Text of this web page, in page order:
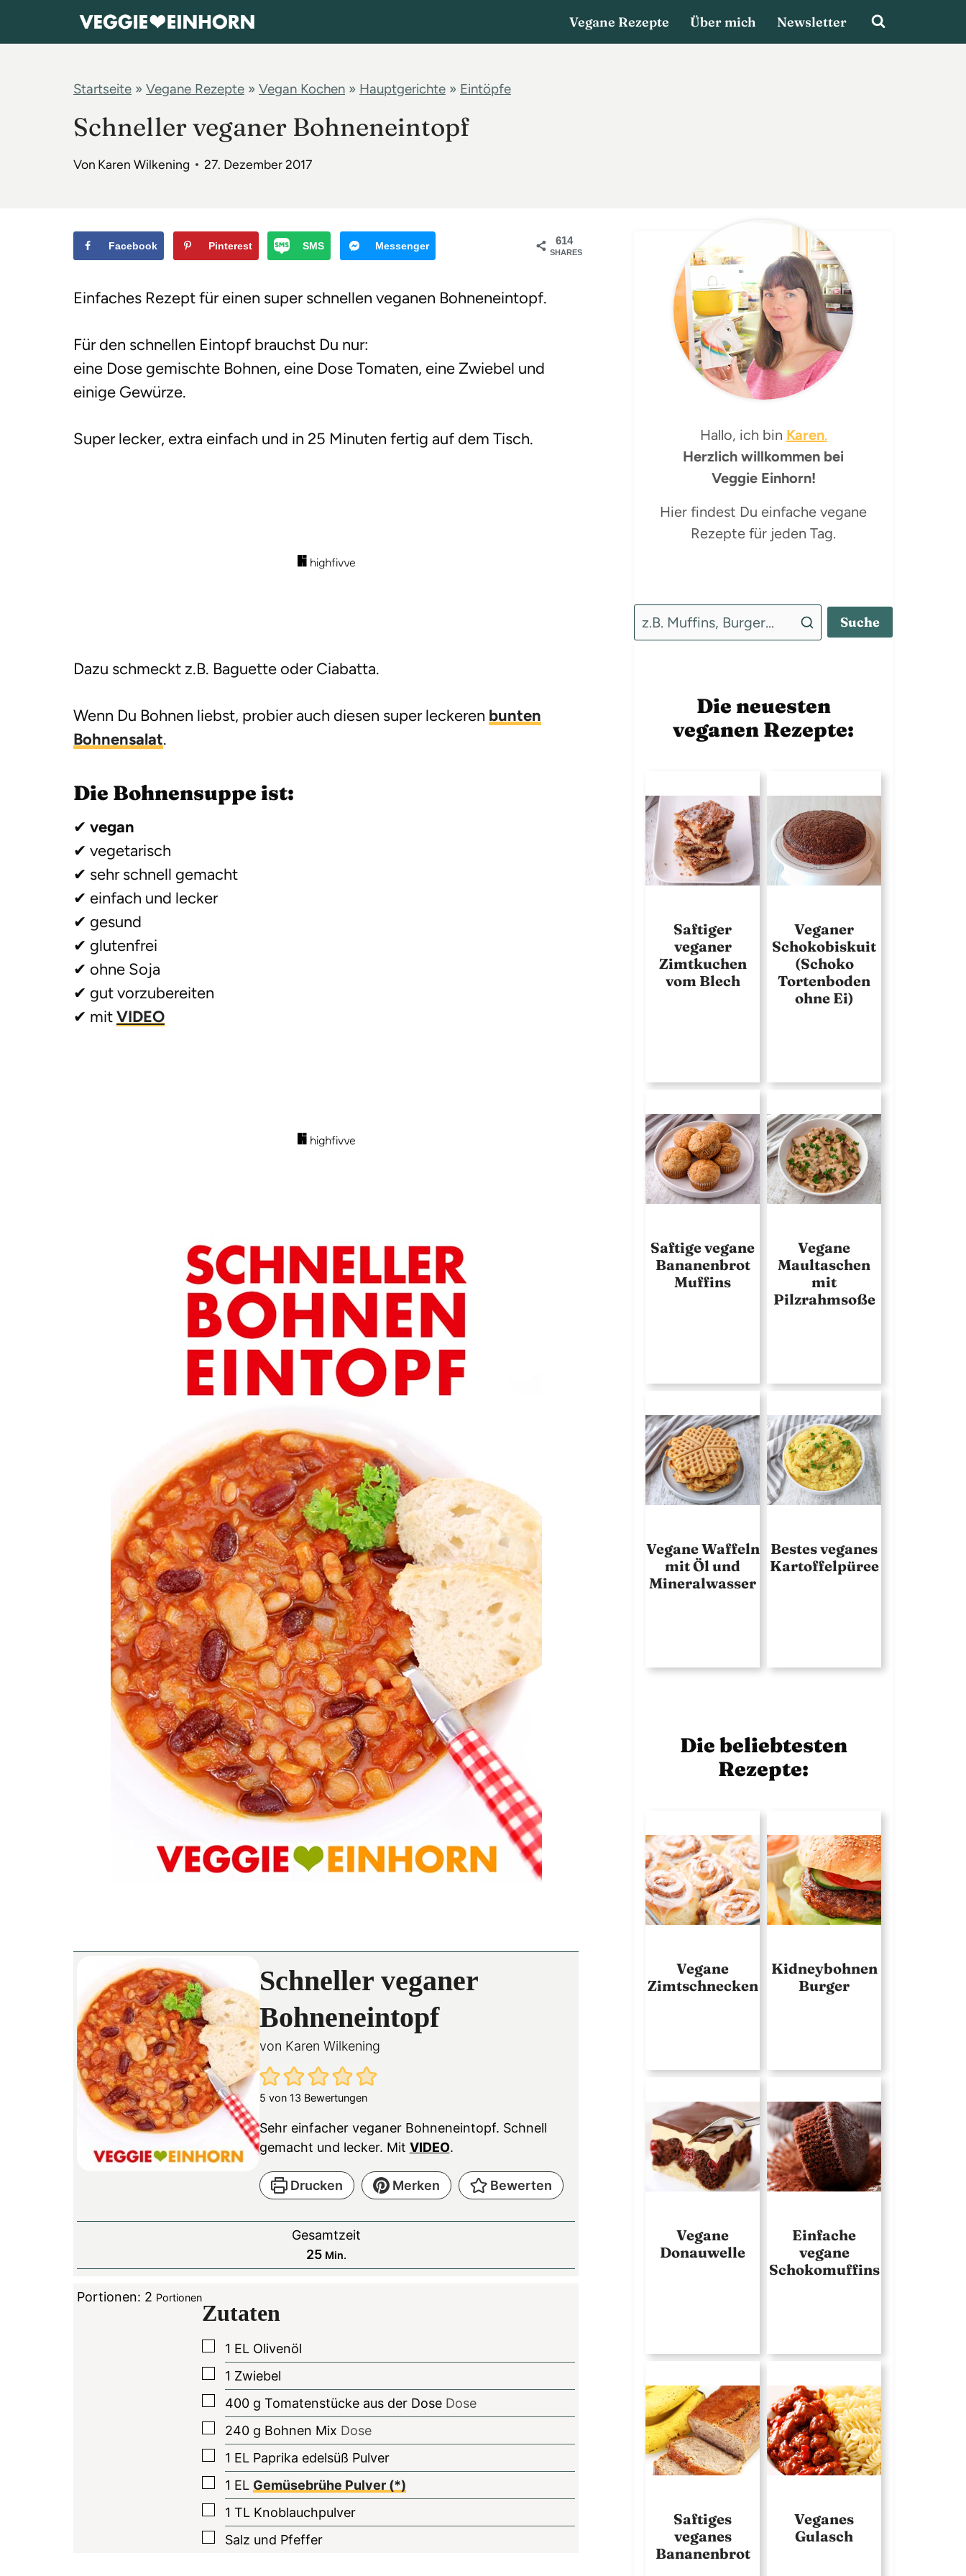
Vegane Rezepte Über mich Newsletter
Startseite » Vegane Rezepte » Vegan Kochen » Hauptgerichte » Eintöpfe
Schneller veganer Bohneneintopf
Von Karen Wilkening 27. Dezember 2017
614
SHARES
Facebook Pinterest SMS Messenger
Einfaches Rezept für einen super schnellen veganen Bohneneintopf.
Für den schnellen Eintopf brauchst Du nur:
eine Dose gemischte Bohnen, eine Dose Tomaten, eine Zwiebel und
einige Gewürze.
Super lecker, extra einfach und in 25 Minuten fertig auf dem Tisch.
Dazu schmeckt z.B. Baguette oder Ciabatta.
Wenn Du Bohnen liebst, probier auch diesen super leckeren bunten
Bohnensalat.
Die Bohnensuppe ist:
✔ vegan
✔ vegetarisch
✔ sehr schnell gemacht
✔ einfach und lecker
✔ gesund
✔ glutenfrei
✔ ohne Soja
✔ gut vorzubereiten
✔ mitVIDEO
Schneller veganer
Bohneneintopf
von Karen Wilkening
5 von 13 Bewertungen
Sehr einfacher veganer Bohneneintopf. Schnell
gemacht und lecker. Mit VIDEO.
Drucken Merken Bewerten
Gesamtzeit
25M
i
Min.
Portionen: 2 Portionen
Zutaten
▢
1 EL Olivenöl
▢
1 Zwiebel
▢
400 g Tomatenstücke aus der Dose Dose
▢
240 g Bohnen Mix Dose
▢
1 EL Paprika edelsüß Pulver
▢
1 EL Gemüsebrühe Pulver (*)
▢
1 TL Knoblauchpulver
▢
Salz und Pfeffer
Hallo, ich bin Karen.
Herzlich willkommen bei
Veggie Einhorn!
Hier findest Du einfache vegane
Rezepte für jeden Tag.
Suche
Die neuesten
veganen Rezepte:
Saftiger
veganer
Zimtkuchen
vom Blech
Veganer
Schokobiskuit
(Schoko
Tortenboden
ohne Ei)
Saftige vegane
Bananenbrot
Muffins
Vegane
Maultaschen
mit
Pilzrahmsoße
Vegane Waffeln
mit Öl und
Mineralwasser
Bestes veganes
Kartoffelpüree
Die beliebtesten
Rezepte:
Vegane
Zimtschnecken
Kidneybohnen
Burger
Vegane
Donauwelle
Einfache
vegane
Schokomuffins
Saftiges
veganes
Bananenbrot
Veganes
Gulasch